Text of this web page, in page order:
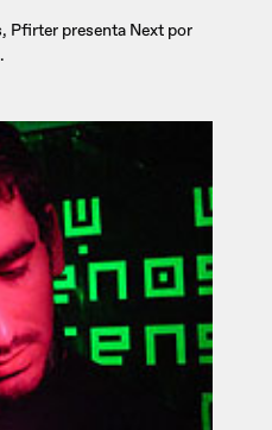
Pfirter presenta Next por